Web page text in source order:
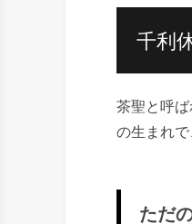
千利
茶聖と呼
の生まれ
ただ